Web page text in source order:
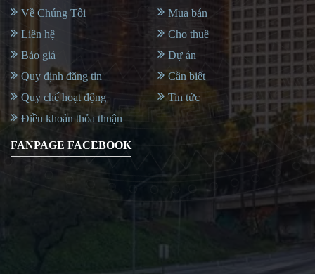
Về Chúng Tôi
Liên hệ
Báo giá
Quy định đăng tin
Quy chế hoạt động
Điều khoản thỏa thuận
Mua bán
Cho thuê
Dự án
Cần biết
Tin tức
FANPAGE FACEBOOK